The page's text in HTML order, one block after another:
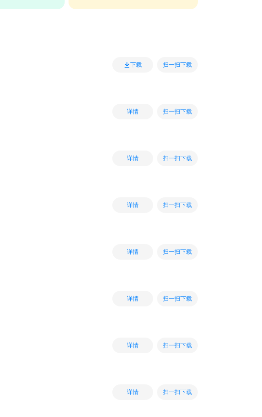
下载 扫一扫下载
详情 扫一扫下载
详情 扫一扫下载
详情 扫一扫下载
详情 扫一扫下载
详情 扫一扫下载
详情 扫一扫下载
详情 扫一扫下载